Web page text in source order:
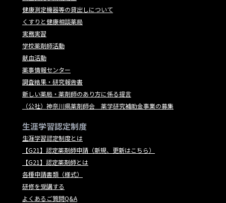
健康測定機器等の貸出しについて
くすりと健康相談薬局
実務実習
学校薬剤師活動
献血活動
薬事情報センター
調査結果・研究報告書
新しい薬局・薬剤師のあり方に係る提言
（公社）神奈川県薬剤師会 薬学研究補助金事業の募集
生涯学習認定制度
生涯学習認定制度とは
【G21】認定薬剤師申請（新規、更新はこちら）
【G21】認定薬剤師とは
各種申請書類（様式）
研修を受講する
よくあるご質問Q&A